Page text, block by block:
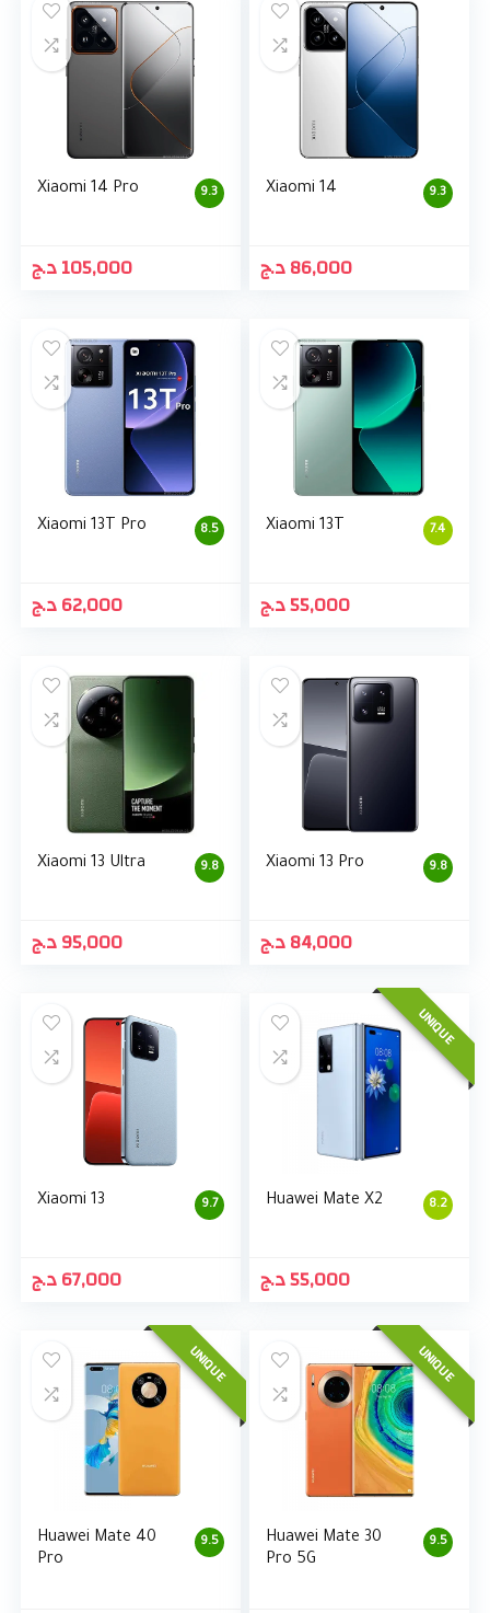
9.3
Xiaomi 14 Pro
105,000د.ج
9.3
Xiaomi 14
86,000د.ج
8.5
Xiaomi 13T Pro
62,000د.ج
7.4
Xiaomi 13T
55,000د.ج
9.8
Xiaomi 13 Ultra
95,000د.ج
9.8
Xiaomi 13 Pro
84,000د.ج
9.7
Xiaomi 13
67,000د.ج
UNIQUE
8.2
Huawei Mate X2
55,000د.ج
UNIQUE
9.5
Huawei Mate 40
Pro
UNIQUE
9.5
Huawei Mate 30
Pro 5G